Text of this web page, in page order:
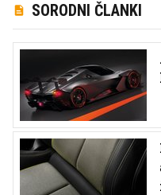
SORODNI ČLANKI